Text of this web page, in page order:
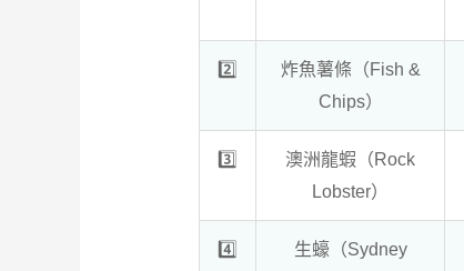
2️⃣
炸魚薯條（Fish &
Chips）
3️⃣
澳洲龍蝦（Rock
Lobster）
4️⃣
生蠔（Sydney